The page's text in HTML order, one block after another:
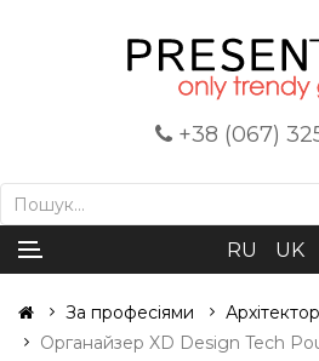
+38 (067)
RU UK
За професіями
Органайзер XD Design Tech